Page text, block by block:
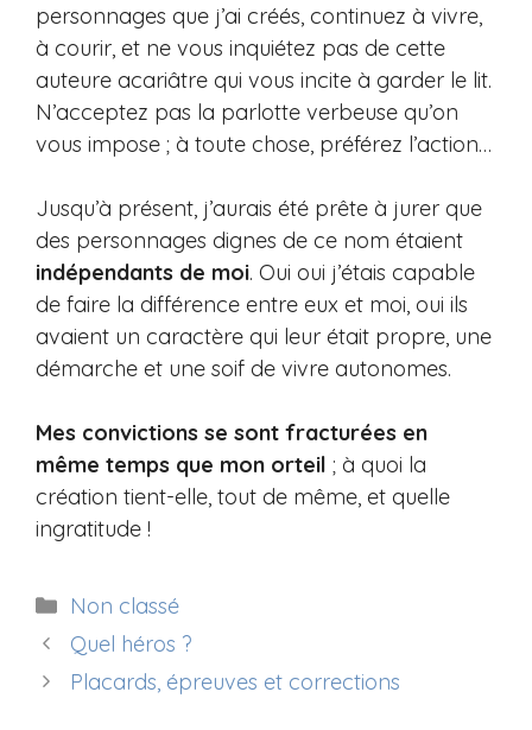
personnages que j’ai créés, continuez à vivre,
à courir, et ne vous inquiétez pas de cette
auteure acariâtre qui vous incite à garder le lit.
N’acceptez pas la parlotte verbeuse qu’on
vous impose ; à toute chose, préférez l’action…
Jusqu’à présent, j’aurais été prête à jurer que
des personnages dignes de ce nom étaient
indépendants de moi. Oui oui j’étais capable
de faire la différence entre eux et moi, oui ils
avaient un caractère qui leur était propre, une
démarche et une soif de vivre autonomes.
Mes convictions se sont fracturées en
même temps que mon orteil ; à quoi la
création tient-elle, tout de même, et quelle
ingratitude !
Catégories
Non classé
Quel héros ?
Placards, épreuves et corrections